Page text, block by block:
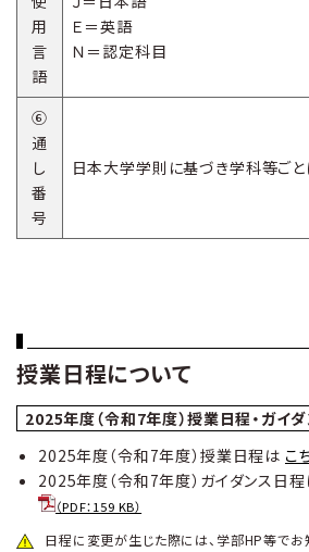
用
言
語
Ｅ＝英語
Ｎ＝認定科目
⑥
通
し
番
号
日本大学学則に基づき学科等ご
授業日程について
2025年度（令和7年度）授業日程・ガイ
2025年度（令和7年度）授業日程は こ
2025年度（令和7年度）ガイダンス日
（PDF：159 KB）
日程に変更が生じた際には、学部HP等でお